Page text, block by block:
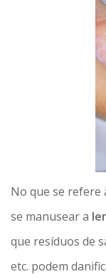
No que se refere
se manusear a
que resíduos de
etc. podem